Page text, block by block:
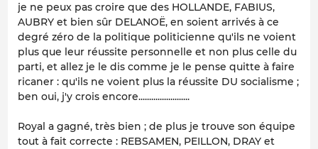
je ne peux pas croire que des HOLLANDE, FABIUS,
AUBRY et bien sûr DELANOË, en soient arrivés à ce
degré zéro de la politique politicienne qu'ils ne voient
plus que leur réussite personnelle et non plus celle du
parti, et allez je le dis comme je le pense quitte à faire
ricaner : qu'ils ne voient plus la réussite DU socialisme ;
ben oui, j'y crois encore........................
Royal a gagné, très bien ; de plus je trouve son équipe
tout à fait correcte : REBSAMEN, PEILLON, DRAY et